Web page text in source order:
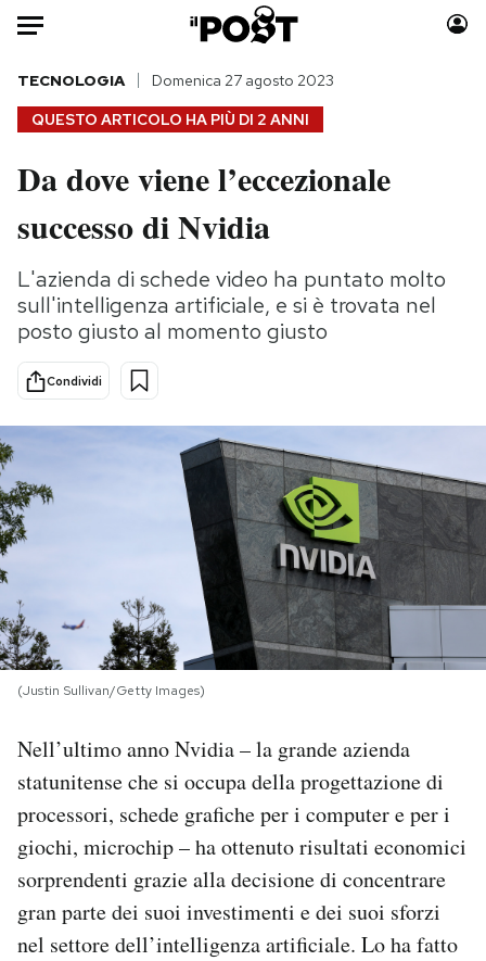
Auto
HOME
Italia
Politica
Tecnologia
Internet
Scienza
Cultura
Economia
Moda
Storie/Idee
Ok Boomer!
Media
NEWSLETTER
I MIEI PREFERITI
SHOP
CALENDARIO
AREA PERSONALE
Area Personale
QUESTO ARTICOLO HA PIÙ DI 2 ANNI
TECNOLOGIA Domenica 27 agosto 2023
Da dove viene l’eccezionale
successo di Nvidia
L'azienda di schede video ha puntato molto
sull'intelligenza artificiale, e si è trovata nel
posto giusto al momento giusto
Condividi
(Justin Sullivan/Getty Images)
Nell’ultimo anno Nvidia – la grande azienda
statunitense che si occupa della progettazione di
processori, schede grafiche per i computer e per i
giochi, microchip – ha ottenuto risultati economici
sorprendenti grazie alla decisione di concentrare
gran parte dei suoi investimenti e dei suoi sforzi
nel settore dell’intelligenza artificiale. Lo ha fatto